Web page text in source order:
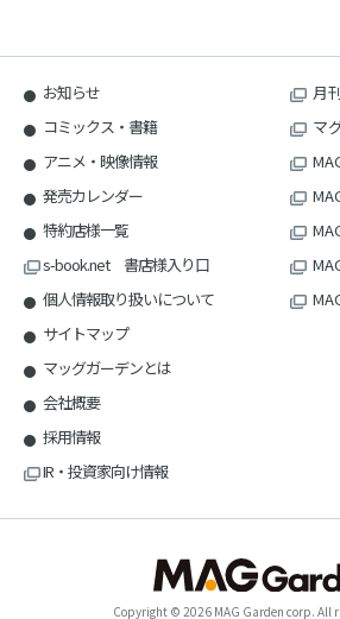
お知らせ
コミックス・書籍
アニメ・映像情報
発売カレンダー
特約店様一覧
s-book.net 書店様入り口
個人情報取り扱いについて
サイトマップ
マッグガーデンとは
会社概要
採用情報
IR・投資家向け情報
月
マ
Copyright © 2026 MAG Garden corp. All